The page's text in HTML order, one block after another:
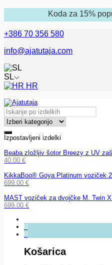
Koda za 15%
+386 70 356 580
info@ajatutaja.com
SL
HR
Izpostavljeni izdelki
Beaba zložljiv šotor Breezy z UV
40.00 €
KikkaBoo® Goya Platinum voziček
699.00 €
MAST voziček za dvojčke M. Twin
699.00 €
0
0
Košarica